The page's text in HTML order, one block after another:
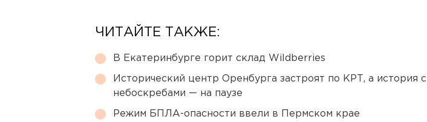
ЧИТАЙТЕ ТАКЖЕ:
В Екатеринбурге горит склад Wildberries
Исторический центр Оренбурга застроят по КРТ, а история с
небоскребами — на паузе
Режим БПЛА-опасности ввели в Пермском крае